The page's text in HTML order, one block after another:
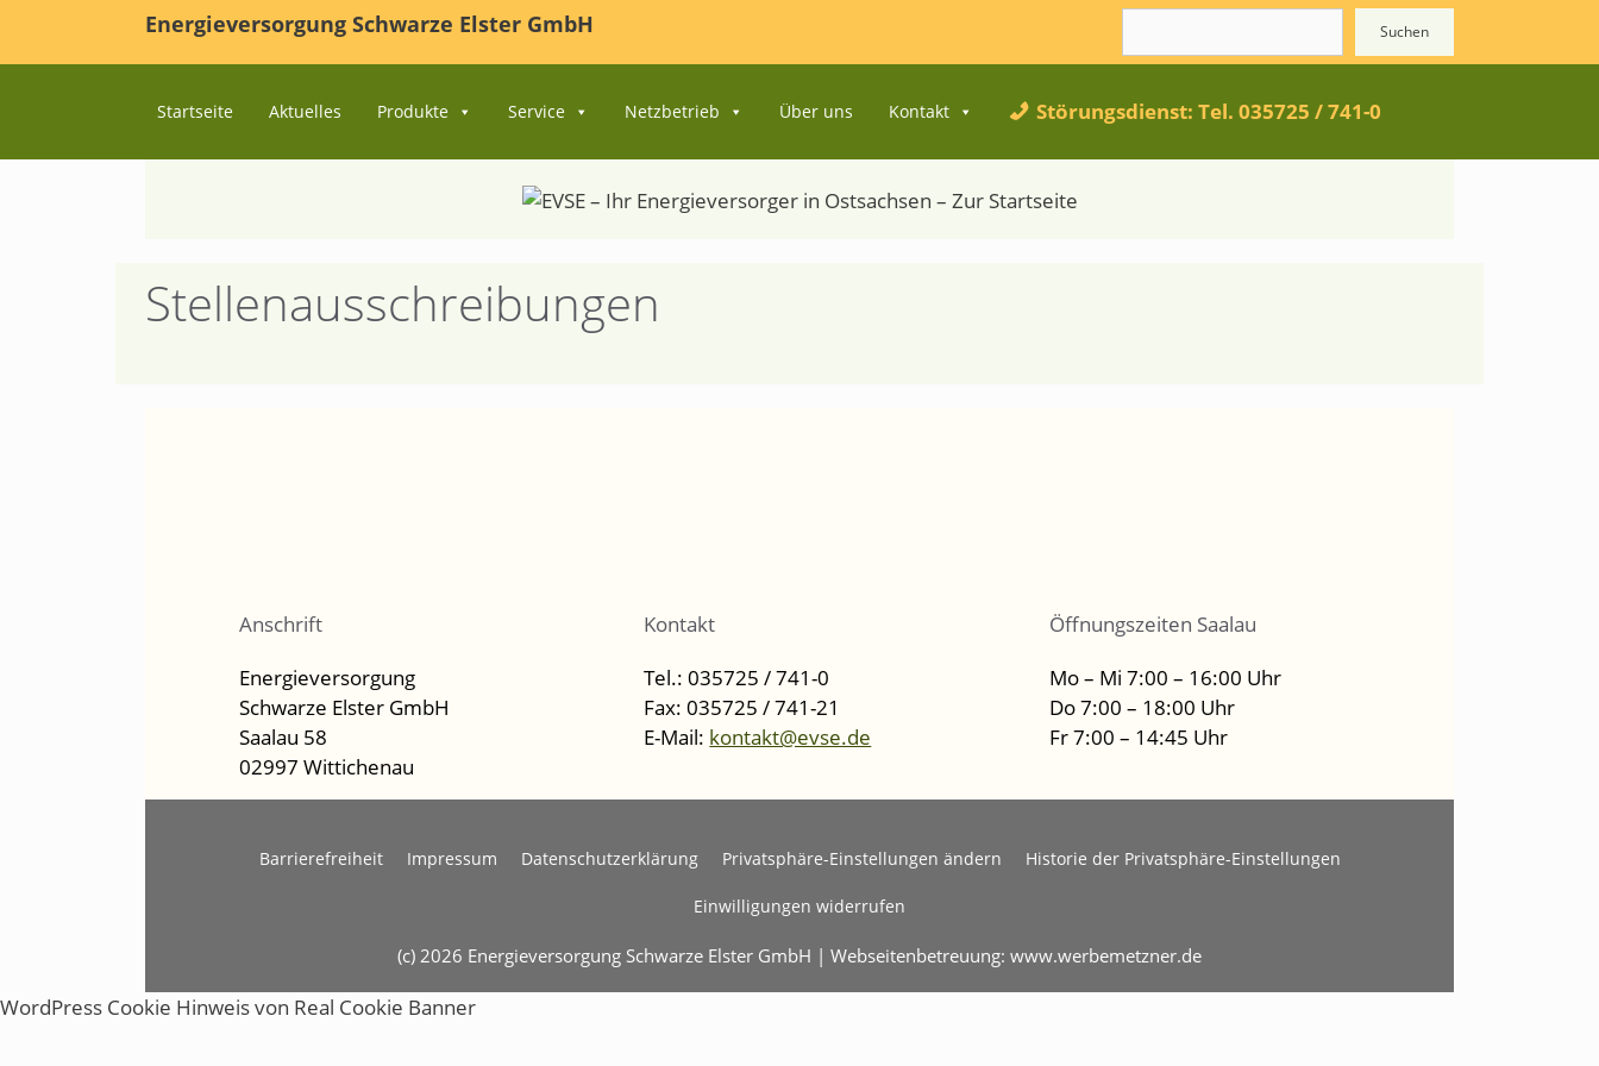
springen
Suchen
Energieversorgung Schwarze Elster GmbH
Startseite Aktuelles Produkte Service Netzbetrieb Über uns Kontakt Störungsdienst: Tel. 035725 / 741-0
Stellenausschreibungen
Anschrift
Energieversorgung
Schwarze Elster GmbH
Saalau 58
02997 Wittichenau
Kontakt
Tel.: 035725 / 741-0
Fax: 035725 / 741-21
E-Mail: kontakt@evse.de
Öffnungszeiten Saalau
Mo – Mi 7:00 – 16:00 Uhr
Do 7:00 – 18:00 Uhr
Fr 7:00 – 14:45 Uhr
Barrierefreiheit Impressum Datenschutzerklärung Privatsphäre-Einstellungen ändern Historie der Privatsphäre-Einstellungen
Einwilligungen widerrufen
(c) 2026 Energieversorgung Schwarze Elster GmbH | Webseitenbetreuung: www.werbemetzner.de
WordPress Cookie Hinweis von Real Cookie Banner